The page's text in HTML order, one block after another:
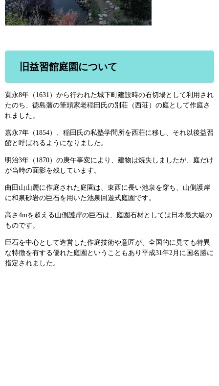
旧益習館庭園について
寛永8年（1631）から行われた城下町建設時の石切場として利用され
たのち、徳島藩の筆頭家老稲田氏の別荘（西荘）の庭として作庭さ
れました。
嘉永7年（1854）、稲田氏の私塾学問所を西荘に移し、それ以後益習
館と呼ばれるようになりました。
明治3年（1870）の庚午事変により、建物は焼失しましたが、庭だけ
が当時の面影を残しています。
曲田山山麓に作庭された庭園は、東西に長い池泉を穿ち、山側護岸
に和泉砂岩の巨石を用いた池泉回遊式庭園です。
高さ4mを超える山側護岸の巨石は、庭園石材としては日本最大級の
ものです。
巨石を中心として造営した作庭技術や意匠が、全国的に見ても特異
な特徴を有する優れた庭園ということもあり平成31年2月に国名勝に
指定されました。